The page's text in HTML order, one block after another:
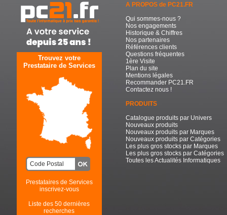
Trouvez votre
Prestataire de Services
Prestataires de Services
inscrivez-vous
Liste des 50 dernières
recherches
A PROPOS de PC21.FR
Qui sommes-nous ?
Nos engagements
Historique & Chiffres
Nos partenaires
Références clients
Questions fréquentes
1ère Visite
Plan du site
Mentions légales
Recommander PC21.FR
Contactez nous !
PRODUITS
Catalogue produits par Univers
Nouveaux produits
Nouveaux produits par Marques
Nouveaux produits par Catégories
Les plus gros stocks par Marques
Les plus gros stocks par Catégories
Toutes les Actualités Informatiques